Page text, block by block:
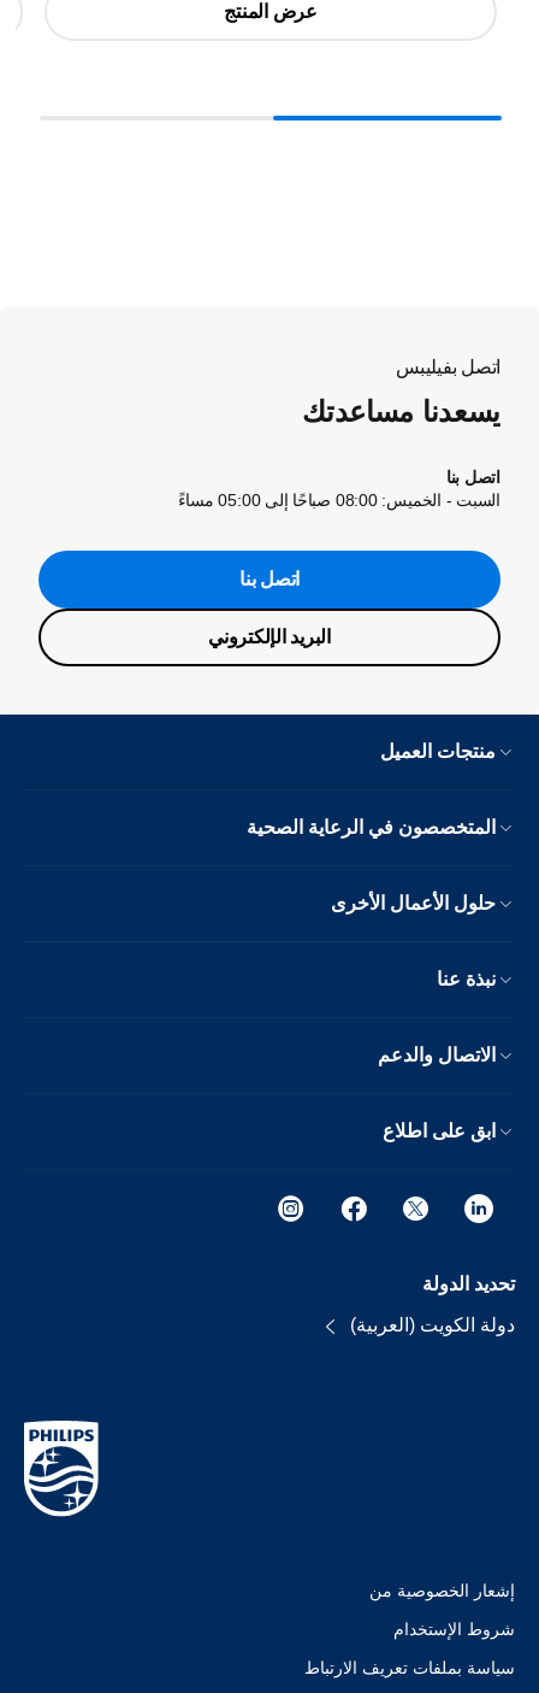
عرض المنتج
اتصل بفيليبس
يسعدنا مساعدتك
اتصل بنا
السبت - الخميس: 08:00 صباحًا إلى 05:00 مساءً
اتصل بنا
البريد الإلكتروني
منتجات العميل
المتخصصون في الرعاية الصحية
حلول الأعمال الأخرى
نبذة عنا
الاتصال والدعم
ابق على اطلاع
تحديد الدولة
دولة الكويت (العربية)
إشعار الخصوصية من
شروط الإستخدام
سياسة بملفات تعريف الارتباط